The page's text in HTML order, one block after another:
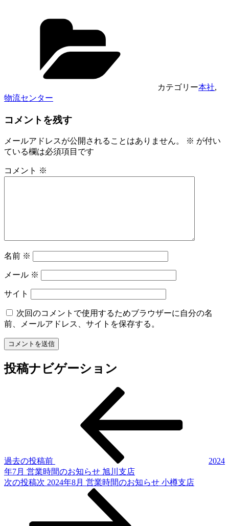
カテゴリー本社,
物流センター
コメントを残す
メールアドレスが公開されることはありません。 ※ が付い
ている欄は必須項目です
コメント ※
名前 ※
メール ※
サイト
次回のコメントで使用するためブラウザーに自分の名
前、メールアドレス、サイトを保存する。
投稿ナビゲーション
過去の投稿前
2024
年7月 営業時間のお知らせ 旭川支店
次の投稿次 2024年8月 営業時間のお知らせ 小樽支店